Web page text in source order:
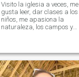
Visito la iglesia a veces, me
gusta leer, dar clases a los
niños, me apasiona la
naturaleza, los campos y
cosas sencillas de la vida,
como tomarme un café al
lado de la gente que